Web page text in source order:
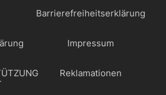
Barrierefreiheitserklärung
Impressum
Reklamationen